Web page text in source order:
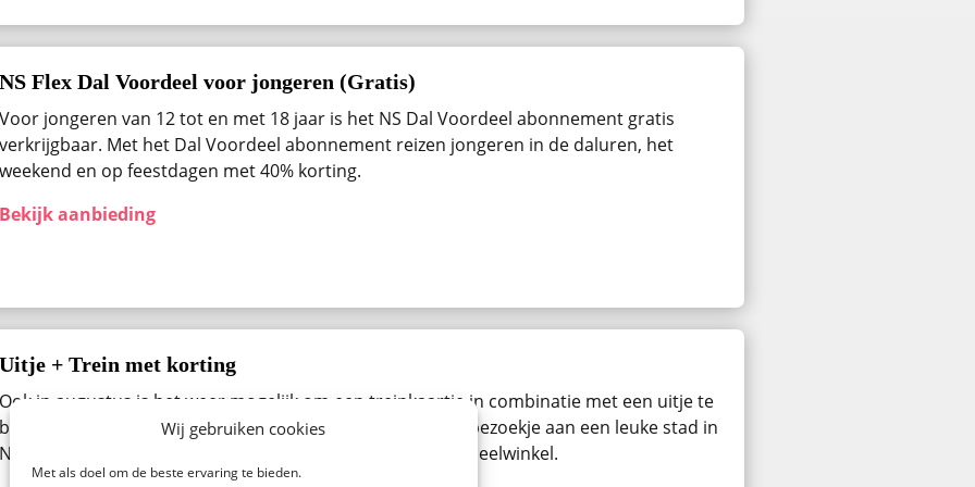
Wij gebruiken cookies
Met als doel om de beste ervaring te bieden.
NS Flex Dal Voordeel voor jongeren (Gratis)
Voor jongeren van 12 tot en met 18 jaar is het NS Dal Voordeel abonnement gratis
verkrijgbaar. Met het Dal Voordeel abonnement reizen jongeren in de daluren, het
weekend en op feestdagen met 40% korting.
Bekijk aanbieding
Uitje + Trein met korting
Ook in augustus ​is het weer mogelijk om een treinkaartje in combinatie met een uitje te
bestellen. Denk aan een pretpark, een beurs, museum of bezoekje aan een leuke stad in
Nederland. Bekijk alle beschikbare uitjes van de NS Spoordeelwinkel.